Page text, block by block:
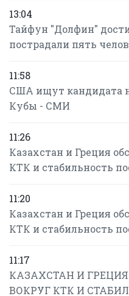
13:04
Тайфун "Долфин"
пострадали пять
11:58
США ищут кандидата
Кубы - СМИ
11:26
Казахстан и Греция
КТК и стабильность
11:20
Казахстан и Греция
КТК и стабильность
11:17
КАЗАХСТАН И
ВОКРУГ КТК И